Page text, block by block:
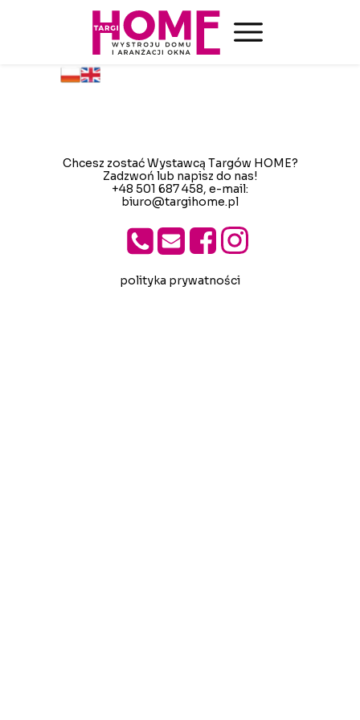
polityka prywatności
Chcesz zostać Wystawcą Targów HOME?
Zadzwoń lub napisz do nas!
+48 501 687 458, e-mail:
biuro@targihome.pl